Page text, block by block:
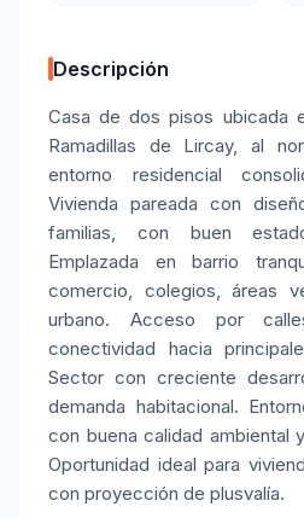
Descripción
Casa de dos pisos ubicada
Ramadillas de Lircay, al
entorno residencial
Vivienda pareada con
familias, con buen
Emplazada en barrio
comercio, colegios, áreas
urbano. Acceso por
conectividad hacia
Sector con creciente
demanda habitacional.
con buena calidad ambiental
Oportunidad ideal para
con proyección de plusvalía.